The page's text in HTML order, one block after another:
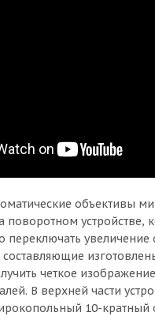
объективы
поворотном устройстве,
переключать увеличение
составляющие
четкое
В верхней части
10-кратный